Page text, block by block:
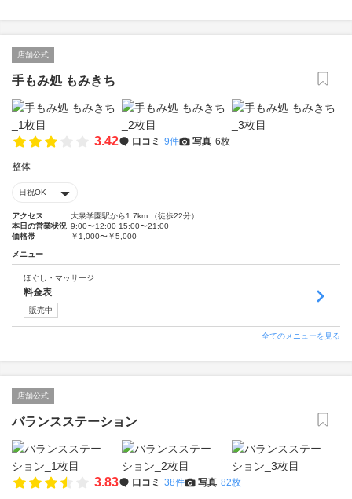
店舗公式
手もみ処 もみきち
3.42 口コミ 9件 写真 6枚
整体
日祝OK
アクセス
大泉学園駅から1.7km （徒歩22分）
本日の営業状況 9:00〜12:00 15:00〜21:00
価格帯
￥1,000〜￥5,000
メニュー
ほぐし・マッサージ
料金表
販売中
全てのメニューを見る
店舗公式
バランスステーション
3.83 口コミ 38件 写真 82枚